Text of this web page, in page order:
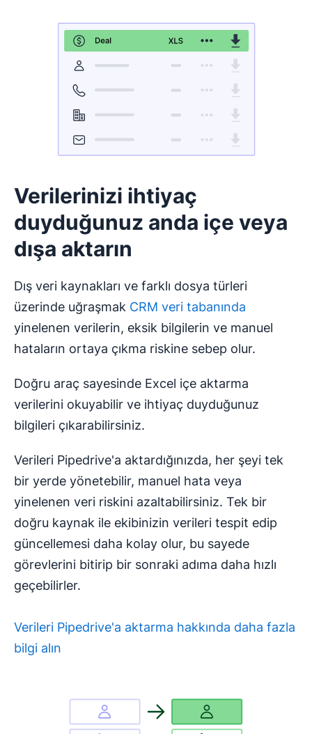
Verilerinizi ihtiyaç
duyduğunuz anda içe veya
dışa aktarın
Dış veri kaynakları ve farklı dosya türleri
üzerinde uğraşmak CRM veri tabanında
yinelenen verilerin, eksik bilgilerin ve manuel
hataların ortaya çıkma riskine sebep olur.
Doğru araç sayesinde Excel içe aktarma
verilerini okuyabilir ve ihtiyaç duyduğunuz
bilgileri çıkarabilirsiniz.
Verileri Pipedrive'a aktardığınızda, her şeyi tek
bir yerde yönetebilir, manuel hata veya
yinelenen veri riskini azaltabilirsiniz. Tek bir
doğru kaynak ile ekibinizin verileri tespit edip
güncellemesi daha kolay olur, bu sayede
görevlerini bitirip bir sonraki adıma daha hızlı
geçebilirler.
Verileri Pipedrive'a aktarma hakkında daha fazla
bilgi alın